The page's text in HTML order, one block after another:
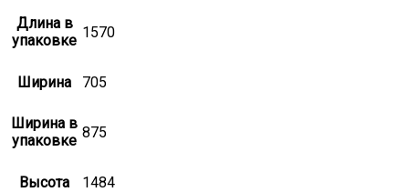
Длина в
упаковке 1570
Ширина 705
Ширина в
упаковке 875
Высота 1484